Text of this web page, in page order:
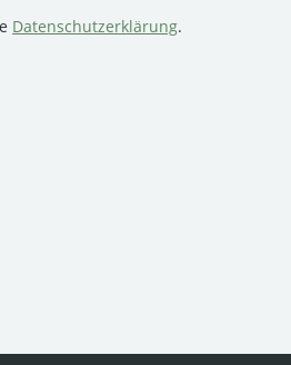
Datenschutzerklärung.